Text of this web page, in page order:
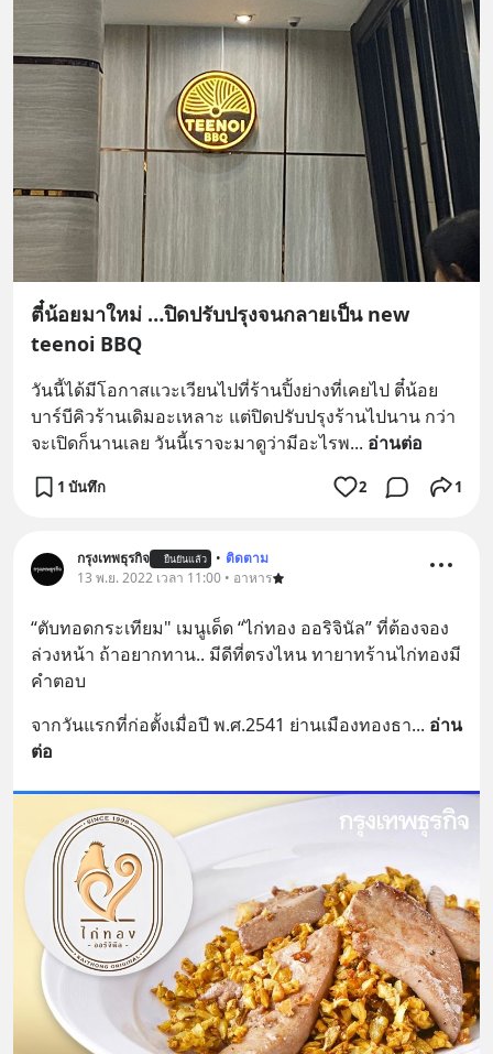
ตี๋น้อยมาใหม่ …ปิดปรับปรุงจนกลายเป็น new
teenoi BBQ
วันนี้ได้มีโอกาสแวะเวียนไปที่ร้านปิ้งย่างที่เคยไป ตี๋น้อย
บาร์บีคิวร้านเดิมอะเหลาะ แต่ปิดปรับปรุงร้านไปนาน กว่า
จะเปิดก็นานเลย วันนี้เราจะมาดูว่ามีอะไรพ... อ่านต่อ
1 บันทึก 2 1
กรุงเทพธุรกิจ ยืนยันแล้ว • ติดตาม
13 พ.ย. 2022 เวลา 11:00 • อาหาร
“ตับทอดกระเทียม" เมนูเด็ด “ไก่ทอง ออริจินัล” ที่ต้องจอง
ล่วงหน้า ถ้าอยากทาน.. มีดีที่ตรงไหน ทายาทร้านไก่ทองมี
คำตอบ
จากวันแรกที่ก่อตั้งเมื่อปี พ.ศ.2541 ย่านเมืองทองธา... อ่าน
ต่อ